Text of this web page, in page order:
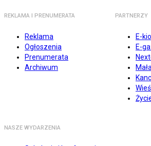
REKLAMA I PRENUMERATA
Reklama
Ogłoszenia
Prenumerata
Archiwum
PARTNERZY
E-
E-
NASZE WYDARZENIA